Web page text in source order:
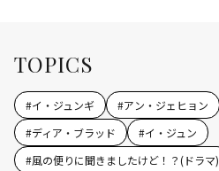
TOPICS
#イ・ジュンギ #アン・ジェヒョン
#ディア・ブラッド #イ・ジュン
#風の便りに聞きましたけど！？(ドラマ)